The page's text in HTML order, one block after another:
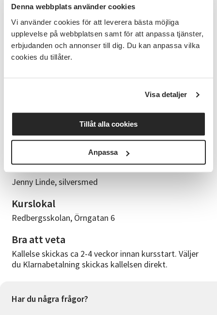
Denna webbplats använder cookies
Vi använder cookies för att leverera bästa möjliga
upplevelse på webbplatsen samt för att anpassa tjänster,
erbjudanden och annonser till dig. Du kan anpassa vilka
cookies du tillåter.
Visa detaljer
Tillåt alla cookies
Anpassa
Inga förkunskaper krävs.
Kursmaterial
Ta gärna med dig eget silvermaterial, men du kan
naturligtvis även köpa silvermaterial direkt på kursen.
världsmarknadspris. Materialet du använt betalar du i
efterskott på faktura. Kanske vill du laga ett
gamla smycken eller silverföremål (även guld) för att
skapa något nytt. Främst arbetar vi i silver men om
du vill kan du också arbeta i plexiglas eller andra
Kursledare
Jenny Linde, silversmed
Kurslokal
Redbergsskolan, Örngatan 6
Bra att veta
Kallelse skickas ca 2-4 veckor innan kursstart. Väljer
du Klarnabetalning skickas kallelsen direkt.
Har du några frågor?